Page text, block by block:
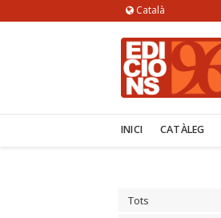
Català
INICI CATÀLEG
Tots